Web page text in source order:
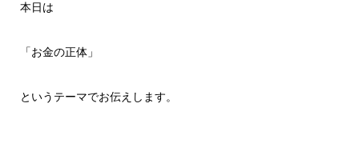
本日は
「お金の正体」
というテーマでお伝えします。